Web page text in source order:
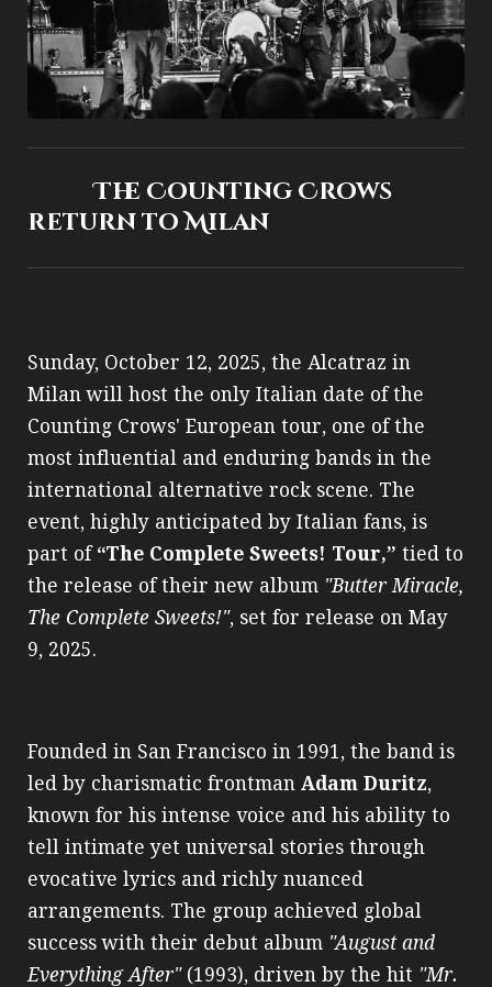
The Counting Crows
return to Milan
Sunday, October 12, 2025, the Alcatraz in
Milan will host the only Italian date of the
Counting Crows' European tour, one of the
most influential and enduring bands in the
international alternative rock scene. The
event, highly anticipated by Italian fans, is
part of “The Complete Sweets! Tour,” tied to
the release of their new album "Butter Miracle,
The Complete Sweets!", set for release on May
9, 2025.
Founded in San Francisco in 1991, the band is
led by charismatic frontman Adam Duritz,
known for his intense voice and his ability to
tell intimate yet universal stories through
evocative lyrics and richly nuanced
arrangements. The group achieved global
success with their debut album "August and
Everything After"(1993), driven by the hit "Mr.